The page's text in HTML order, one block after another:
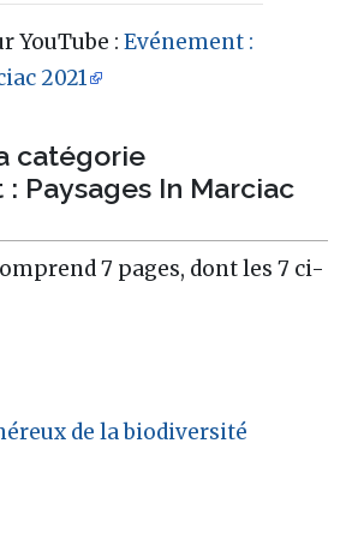
,rechercher
YouTube : Evénement :
2021
catégorie
Paysages In Marciac
7 pages, dont les 7 ci-
de la biodiversité